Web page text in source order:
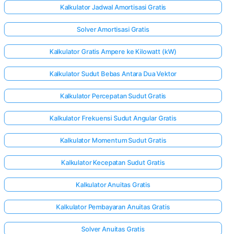
Kalkulator Jadwal Amortisasi Gratis
Solver Amortisasi Gratis
Kalkulator Gratis Ampere ke Kilowatt (kW)
Kalkulator Sudut Bebas Antara Dua Vektor
Kalkulator Percepatan Sudut Gratis
Kalkulator Frekuensi Sudut Angular Gratis
Kalkulator Momentum Sudut Gratis
Kalkulator Kecepatan Sudut Gratis
Kalkulator Anuitas Gratis
Kalkulator Pembayaran Anuitas Gratis
Solver Anuitas Gratis